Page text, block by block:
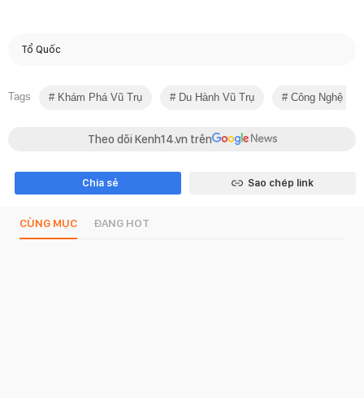
Tổ Quốc
Tags Khám Phá Vũ Trụ Du Hành Vũ Trụ Công Nghệ
Theo dõi Kenh14.vn trên
Chia sẻ Sao chép link
CÙNG MỤC ĐANG HOT